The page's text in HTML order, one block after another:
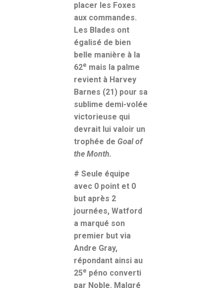
placer les Foxes
aux commandes.
Les Blades ont
égalisé de bien
belle manière à la
62e mais la palme
revient à Harvey
Barnes (21) pour sa
sublime demi-volée
victorieuse qui
devrait lui valoir un
trophée de Goal of
the Month.
# Seule équipe
avec 0 point et 0
but après 2
journées, Watford
a marqué son
premier but via
Andre Gray,
répondant ainsi au
25e péno converti
par Noble. Malgré